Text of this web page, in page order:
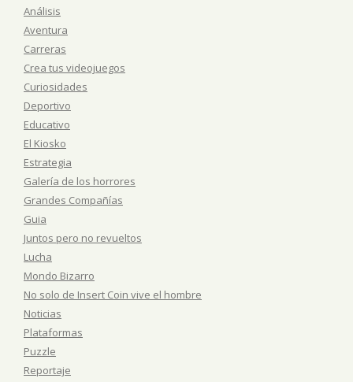
Análisis
Aventura
Carreras
Crea tus videojuegos
Curiosidades
Deportivo
Educativo
El Kiosko
Estrategia
Galería de los horrores
Grandes Compañías
Guia
Juntos pero no revueltos
Lucha
Mondo Bizarro
No solo de Insert Coin vive el hombre
Noticias
Plataformas
Puzzle
Reportaje